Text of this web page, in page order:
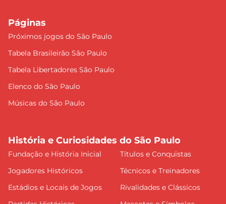
Páginas
Próximos jogos do São Paulo
Tabela Brasileirão São Paulo
Tabela Libertadores São Paulo
Elenco do São Paulo
Músicas do São Paulo
História e Curiosidades do São Paulo
Fundação e História Inicial
Títulos e Conquistas
Jogadores Históricos
Técnicos e Treinadores
Estádios e Locais de Jogos
Rivalidades e Clássicos